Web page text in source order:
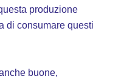
produzione
di consumare questi
buone,